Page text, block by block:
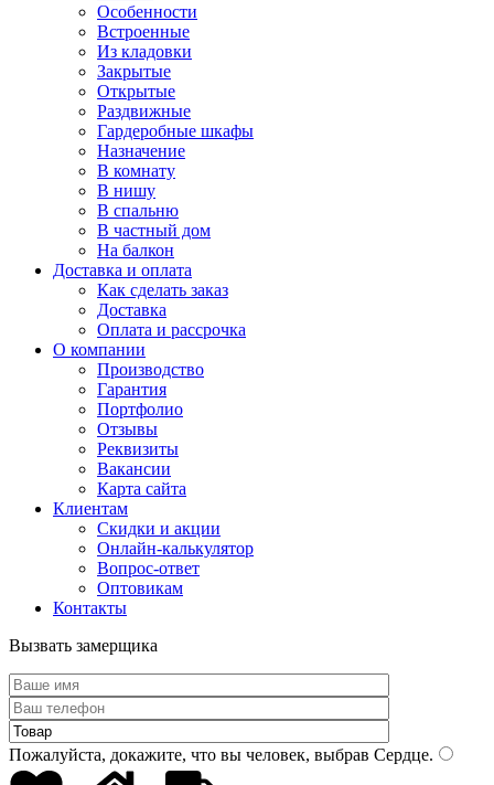
Особенности
Встроенные
Из кладовки
Закрытые
Открытые
Раздвижные
Гардеробные шкафы
Назначение
В комнату
В нишу
В спальню
В частный дом
На балкон
Доставка и оплата
Как сделать заказ
Доставка
Оплата и рассрочка
О компании
Производство
Гарантия
Портфолио
Отзывы
Реквизиты
Вакансии
Карта сайта
Клиентам
Скидки и акции
Онлайн-калькулятор
Вопрос-ответ
Оптовикам
Контакты
Вызвать замерщика
Пожалуйста, докажите, что вы человек, выбрав Сердце.